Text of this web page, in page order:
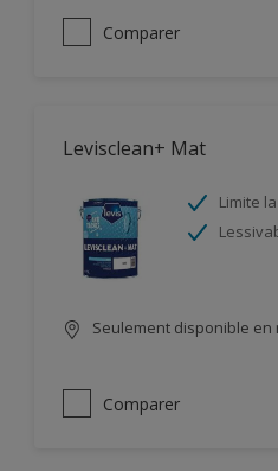
Comparer
Levisclean+ Mat
Limite
Seulement disponible en
Comparer